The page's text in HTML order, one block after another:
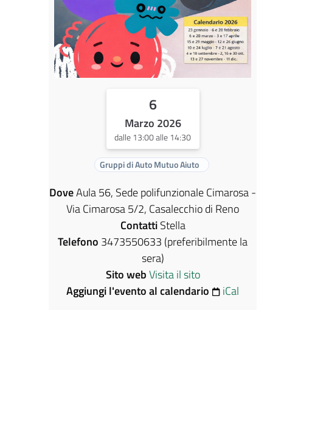
6
Marzo 2026
dalle 13:00 alle 14:30
Gruppi di Auto Mutuo Aiuto
DoveAula 56, Sede polifunzionale Cimarosa -
Via Cimarosa 5/2, Casalecchio di Reno
Contatti Stella
Telefono 3473550633 (preferibilmente la
sera)
Sito webVisita il sito
Aggiungi l'evento al calendario
iCal